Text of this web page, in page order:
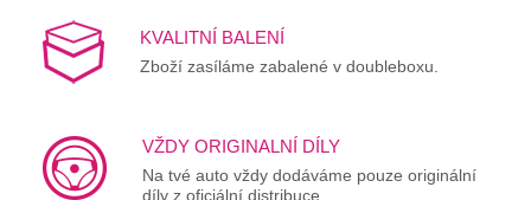
KVALITNÍ BALENÍ
Zboží zasíláme zabalené v doubleboxu.
VŽDY ORIGINALNÍ DÍLY
Na tvé auto vždy dodáváme pouze originální
díly z oficiální distribuce.